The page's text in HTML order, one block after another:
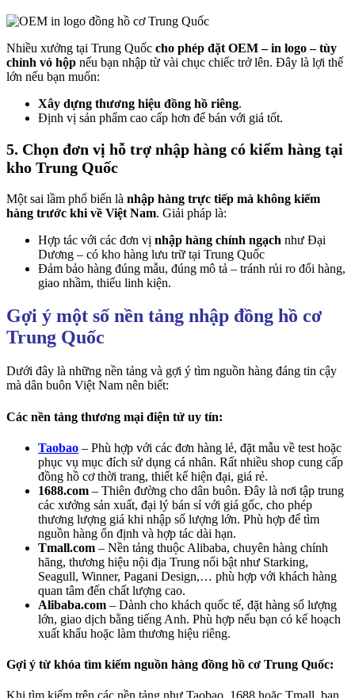
Nhiều xưởng tại Trung Quốc cho phép đặt OEM – in logo – tùy
chỉnh vỏ hộp nếu bạn nhập từ vài chục chiếc trở lên. Đây là lợi thế
lớn nếu bạn muốn:
Xây dựng thương hiệu đồng hồ riêng.
Định vị sản phẩm cao cấp hơn để bán với giá tốt.
5. Chọn đơn vị hỗ trợ nhập hàng có kiểm hàng tại
kho Trung Quốc
Một sai lầm phổ biến là nhập hàng trực tiếp mà không kiểm
hàng trước khi về Việt Nam. Giải pháp là:
Hợp tác với các đơn vị nhập hàng chính ngạch như Đại
Dương – có kho hàng lưu trữ tại Trung Quốc
Đảm bảo hàng đúng mẫu, đúng mô tả – tránh rủi ro đổi hàng,
giao nhầm, thiếu linh kiện.
Gợi ý một số nền tảng nhập đồng hồ cơ
Trung Quốc
Dưới đây là những nền tảng và gợi ý tìm nguồn hàng đáng tin cậy
mà dân buôn Việt Nam nên biết:
Các nền tảng thương mại điện tử uy tín:
Taobao – Phù hợp với các đơn hàng lẻ, đặt mẫu về test hoặc
phục vụ mục đích sử dụng cá nhân. Rất nhiều shop cung cấp
đồng hồ cơ thời trang, thiết kế hiện đại, giá rẻ.
1688.com – Thiên đường cho dân buôn. Đây là nơi tập trung
các xưởng sản xuất, đại lý bán sỉ với giá gốc, cho phép
thương lượng giá khi nhập số lượng lớn. Phù hợp để tìm
nguồn hàng ổn định và hợp tác dài hạn.
Tmall.com – Nền tảng thuộc Alibaba, chuyên hàng chính
hãng, thương hiệu nội địa Trung nổi bật như Starking,
Seagull, Winner, Pagani Design,… phù hợp với khách hàng
quan tâm đến chất lượng cao.
Alibaba.com – Dành cho khách quốc tế, đặt hàng số lượng
lớn, giao dịch bằng tiếng Anh. Phù hợp nếu bạn có kế hoạch
xuất khẩu hoặc làm thương hiệu riêng.
Gợi ý từ khóa tìm kiếm nguồn hàng đồng hồ cơ Trung Quốc: